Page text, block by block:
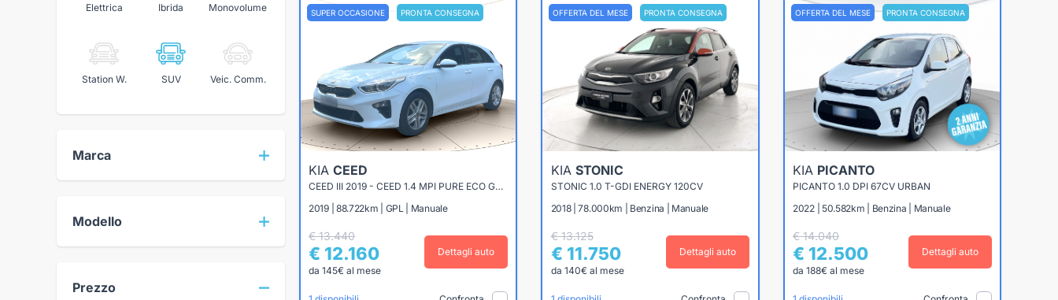
Elettrica Ibrida Monovolume
Station W. SUV Veic. Comm.
Marca
Modello
Prezzo
SUPER OCCASIONE PRONTA CONSEGNA
KIA CEED
CEED III 2019 - CEED 1.4 MPI PURE ECO GPL 96CV
2019 | 88.722km | GPL | Manuale
€ 13.440
€ 12.160
da 145€ al mese
Dettagli auto
OFFERTA DEL MESE PRONTA CONSEGNA
KIA STONIC
STONIC 1.0 T-GDI ENERGY 120CV
2018 | 78.000km | Benzina | Manuale
€ 13.125
€ 11.750
da 140€ al mese
Dettagli auto
OFFERTA DEL MESE PRONTA CONSEGNA
KIA PICANTO
PICANTO 1.0 DPI 67CV URBAN
2022 | 50.582km | Benzina | Manuale
€ 14.040
€ 12.500
da 188€ al mese
Dettagli auto